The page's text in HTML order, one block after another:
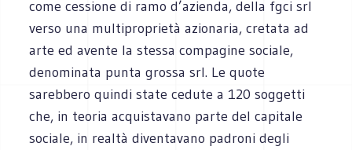
come cessione di ramo d’azienda, della fgci srl
verso una multiproprietà azionaria, cretata ad
arte ed avente la stessa compagine sociale,
denominata punta grossa srl. Le quote
sarebbero quindi state cedute a 120 soggetti
che, in teoria acquistavano parte del capitale
sociale, in realtà diventavano padroni degli